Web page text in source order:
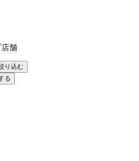
店舗